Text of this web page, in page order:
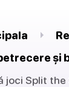
și
joci Split the